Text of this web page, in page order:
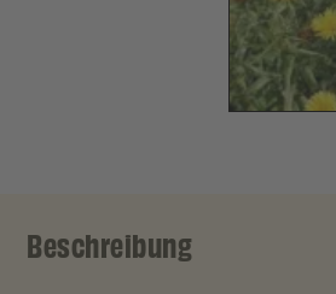
Beschreibung